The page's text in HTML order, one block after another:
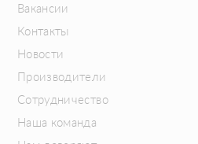
Вакансии
Контакты
Новости
Производители
Сотрудничество
Наша команда